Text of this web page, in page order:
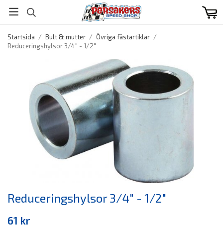
Startsida / Bult & mutter / Övriga fästartiklar /
Reduceringshylsor 3/4" - 1/2"
Reduceringshylsor 3/4" - 1/2"
61 kr